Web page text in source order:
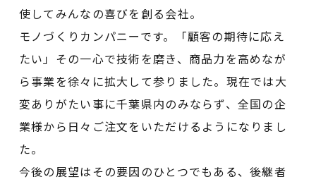
使してみんなの喜びを創る会社。
モノづくりカンパニーです。「顧客の期待に応え
たい」その一心で技術を磨き、商品力を高めなが
ら事業を徐々に拡大して参りました。現在では大
変ありがたい事に千葉県内のみならず、全国の企
業様から日々ご注文をいただけるようになりまし
た。
今後の展望はその要因のひとつでもある、後継者